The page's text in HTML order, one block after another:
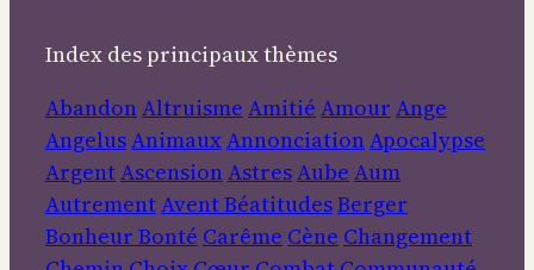
Index des principaux thèmes
AbandonAltruisme Amitié Amour Ange
AngelusAnimauxAnnonciationApocalypse
ArgentAscensionAstresAube Aum
AutrementAventBéatitudesBerger
Bonheur Bonté Carême Cène Changement